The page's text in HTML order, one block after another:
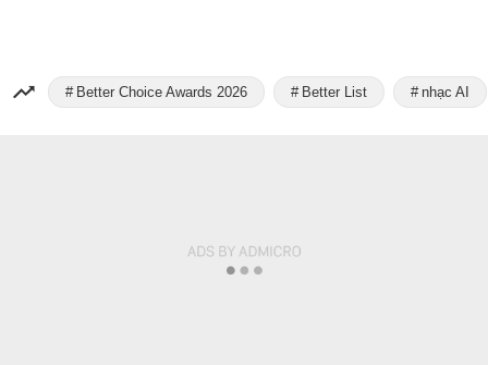
Better Choice Awards 2026 Better List nhạc AI